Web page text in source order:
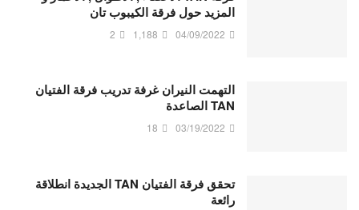
المزيد حول فرقة الكيبوب تان
04/09/2022
1,188
2
التهمت النيران غرفة تدريب فرقة الفتيان
TAN الصاعدة
03/19/2022
18
تحقق فرقة الفتيان TAN الجديدة انطلاقة
رائعة